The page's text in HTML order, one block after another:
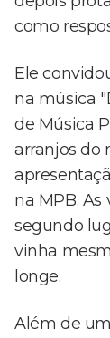
como
Ele
na música
de Música
arranjos do
na MPB.
segundo
vinha
longe.
Além de